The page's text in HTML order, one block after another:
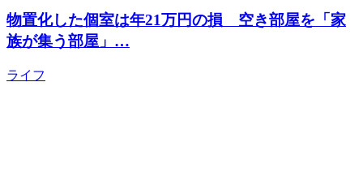
物置化した個室は年21万円の損 空き部屋を「家
族が集う部屋」…
ライフ